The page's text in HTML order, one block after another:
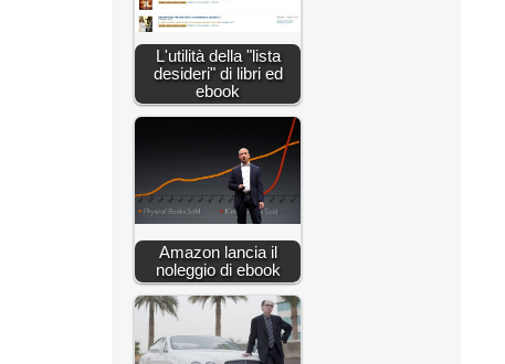
L'utilità della "lista
desideri" di libri ed
ebook
Amazon lancia il
noleggio di ebook